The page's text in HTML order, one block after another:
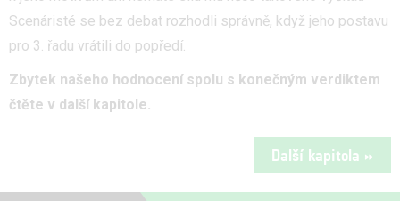
Scenáristé se bez debat rozhodli správně, když jeho postavu
pro 3. řadu vrátili do popředí.
Zbytek našeho hodnocení spolu s konečným verdiktem
čtěte v další kapitole.
Další kapitola »